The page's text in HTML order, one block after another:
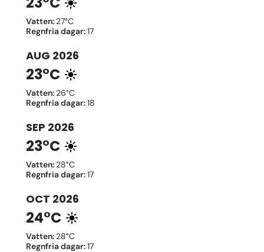
Vatten: 27°C
Regnfria dagar:17
AUG 2026
23°C
Vatten: 26°C
Regnfria dagar:18
SEP 2026
23°C
Vatten: 28°C
Regnfria dagar:17
OCT 2026
24°C
Vatten: 28°C
Regnfria dagar:17